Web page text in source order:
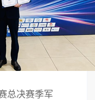
总决赛季军